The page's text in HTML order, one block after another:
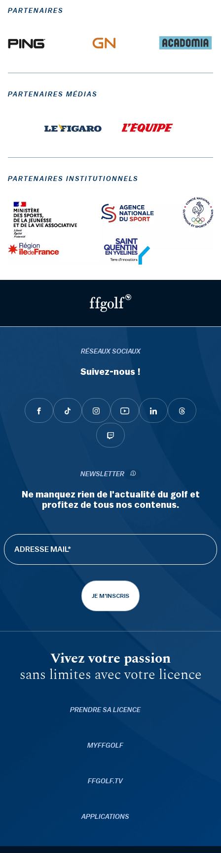
PARTENAIRES
PARTENAIRES MÉDIAS
PARTENAIRES INSTITUTIONNELS
RÉSEAUX SOCIAUX
Suivez-nous !
NEWSLETTER
Ne manquez rien de l'actualité du golf et
profitez de tous nos contenus.
JE M'INSCRIS
Vivez votre passion
sans limites avec votre licence
PRENDRE SA LICENCE
MYFFGOLF
FFGOLF.TV
APPLICATIONS